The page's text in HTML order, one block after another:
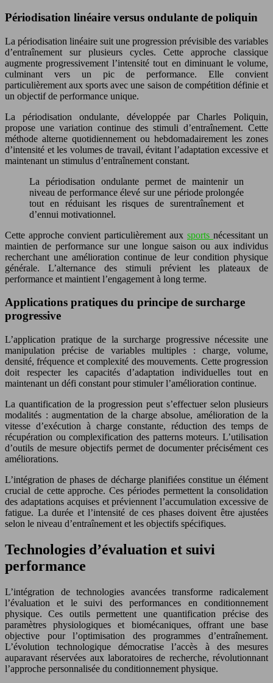
Périodisation linéaire versus ondulante de poliquin
La périodisation linéaire suit une progression prévisible des variables
d’entraînement sur plusieurs cycles. Cette approche classique
augmente progressivement l’intensité tout en diminuant le volume,
culminant vers un pic de performance. Elle convient
particulièrement aux sports avec une saison de compétition définie et
un objectif de performance unique.
La périodisation ondulante, développée par Charles Poliquin,
propose une variation continue des stimuli d’entraînement. Cette
méthode alterne quotidiennement ou hebdomadairement les zones
d’intensité et les volumes de travail, évitant l’adaptation excessive et
maintenant un stimulus d’entraînement constant.
La périodisation ondulante permet de maintenir un
niveau de performance élevé sur une période prolongée
tout en réduisant les risques de surentraînement et
d’ennui motivationnel.
Cette approche convient particulièrement aux sports nécessitant un
maintien de performance sur une longue saison ou aux individus
recherchant une amélioration continue de leur condition physique
générale. L’alternance des stimuli prévient les plateaux de
performance et maintient l’engagement à long terme.
Applications pratiques du principe de surcharge
progressive
L’application pratique de la surcharge progressive nécessite une
manipulation précise de variables multiples : charge, volume,
densité, fréquence et complexité des mouvements. Cette progression
doit respecter les capacités d’adaptation individuelles tout en
maintenant un défi constant pour stimuler l’amélioration continue.
La quantification de la progression peut s’effectuer selon plusieurs
modalités : augmentation de la charge absolue, amélioration de la
vitesse d’exécution à charge constante, réduction des temps de
récupération ou complexification des patterns moteurs. L’utilisation
d’outils de mesure objectifs permet de documenter précisément ces
améliorations.
L’intégration de phases de décharge planifiées constitue un élément
crucial de cette approche. Ces périodes permettent la consolidation
des adaptations acquises et préviennent l’accumulation excessive de
fatigue. La durée et l’intensité de ces phases doivent être ajustées
selon le niveau d’entraînement et les objectifs spécifiques.
Technologies d’évaluation et suivi
performance
L’intégration de technologies avancées transforme radicalement
l’évaluation et le suivi des performances en conditionnement
physique. Ces outils permettent une quantification précise des
paramètres physiologiques et biomécaniques, offrant une base
objective pour l’optimisation des programmes d’entraînement.
L’évolution technologique démocratise l’accès à des mesures
auparavant réservées aux laboratoires de recherche, révolutionnant
l’approche personnalisée du conditionnement physique.